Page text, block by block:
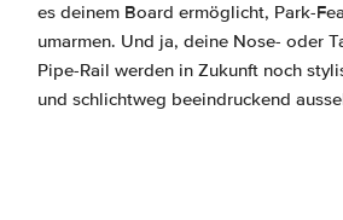
es deinem Board ermöglicht, Park-
umarmen. Und ja, deine Nose- oder
Pipe-Rail werden in Zukunft noch
und schlichtweg beeindruckend